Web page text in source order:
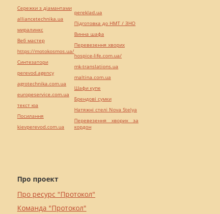
Про проект
Про ресурс "Протокол"
Команда "Протокол"
Сережки з діамантами
alliancetechnika.ua
миралинкс
Веб мастер
https://motokosmos.ua/
Синтезатори
perevod.agency
agrotechnika.com.ua
europeservice.com.ua
текст юа
Посилання
kievperevod.com.ua
pereklad.ua
Підготовка до НМТ / ЗНО
Винна шафа
Перевезення хворих
hospice-life.com.ua/
mk-translations.ua
maltina.com.ua
Шафи купе
Брендові сумки
Натяжні стелі Nova Stelya
Перевезення хворих за
кордон